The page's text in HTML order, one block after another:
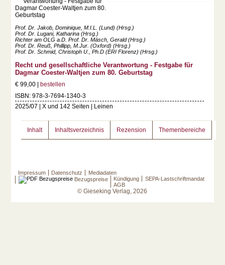
Prof. Dr. Jakob, Dominique, M.I.L. (Lund) (Hrsg.)
Prof. Dr. Lugani, Katharina (Hrsg.)
Richter am OLG a.D. Prof. Dr. Mäsch, Gerald (Hrsg.)
Prof. Dr. Reuß, Phillipp, M.Jur. (Oxford) (Hrsg.)
Prof. Dr. Schmid, Christoph U., Ph.D (ERI Florenz) (Hrsg.)
Recht und gesellschaftliche Verantwortung - Festgabe für
Dagmar Coester-Waltjen zum 80. Geburtstag
€ 99,00 | bestellen
ISBN: 978-3-7694-1340-3
2025/07 | X und 142 Seiten | Leinen
Inhalt Inhaltsverzeichnis Rezension Themenbereiche
Impressum Datenschutz
Mediadaten
Bezugspreise
Kündigung
SEPA-Lastschriftmandat
AGB
© Gieseking Verlag, 2026